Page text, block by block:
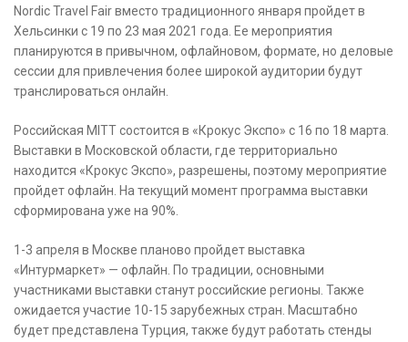
Nordic Travel Fair вместо традиционного января пройдет в
Хельсинки с 19 по 23 мая 2021 года. Ее мероприятия
планируются в привычном, офлайновом, формате, но деловые
сессии для привлечения более широкой аудитории будут
транслироваться онлайн.
Российская MITT состоится в «Крокус Экспо» с 16 по 18 марта.
Выставки в Московской области, где территориально
находится «Крокус Экспо», разрешены, поэтому мероприятие
пройдет офлайн. На текущий момент программа выставки
сформирована уже на 90%.
1-3 апреля в Москве планово пройдет выставка
«Интурмаркет» — офлайн. По традиции, основными
участниками выставки станут российские регионы. Также
ожидается участие 10-15 зарубежных стран. Масштабно
будет представлена Турция, также будут работать стенды